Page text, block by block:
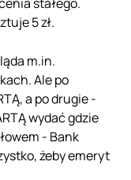
5 zł.
m.in.
Ale po
a po drugie -
wydać gdzie
- Bank
żeby emeryt